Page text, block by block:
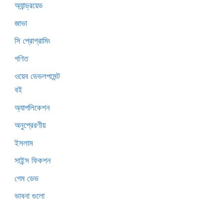
অ্যান্ড্রয়েড
জাভা
সি প্রোগ্রামিং
গণিত
ওয়েব ডেভলপমেন্ট
বই
অ্যাপলিকেশন
অনুপ্রেরণীয়
ইসলাম
সাইন্স ফিকশন
গেম ডেভ
ভাবনা গুলো